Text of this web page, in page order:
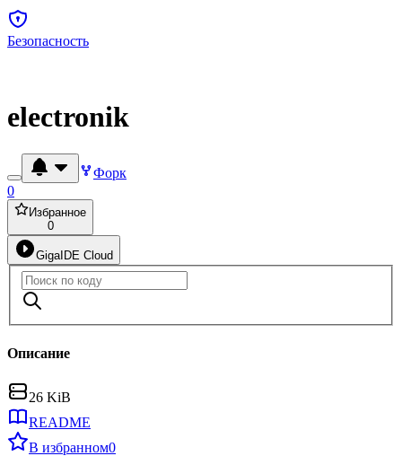
Безопасность
electronik
Форк
0
Избранное
0
GigaIDE Cloud
Описание
26 KiB
README
В избранном0